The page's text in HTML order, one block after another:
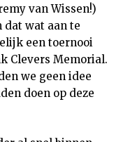
van Wissen!)
dat wat aan te
een toernooi
Clevers Memorial.
we geen idee
doen op deze